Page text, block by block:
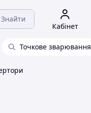
Знайти
Кабінет
Точкове зварювання